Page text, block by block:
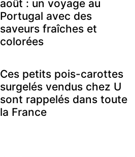
août : un voyage au
Portugal avec des
saveurs fraîches et
colorées
Ces petits pois-carottes
surgelés vendus chez U
sont rappelés dans toute
la France